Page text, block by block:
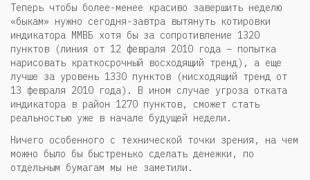
Теперь чтобы более-менее красиво завершить неделю
«быкам» нужно сегодня-завтра вытянуть котировки
индикатора ММВБ хотя бы за сопротивление 1320
пунктов (линия от 12 февраля 2010 года – попытка
нарисовать краткосрочный восходящий тренд), а еще
лучше за уровень 1330 пунктов (нисходящий тренд от
13 февраля 2010 года). В ином случае угроза отката
индикатора в район 1270 пунктов, сможет стать
реальностью уже в начале будущей недели.
Ничего особенного с технической точки зрения, на чем
можно было бы быстренько сделать денежки, по
отдельным бумагам мы не заметили.